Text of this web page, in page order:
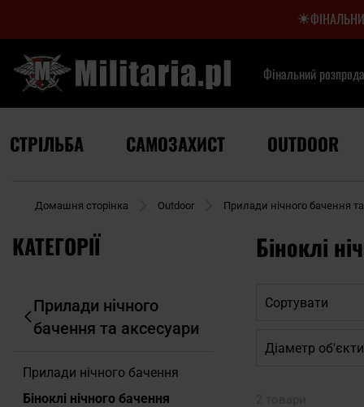
Фінальний
СТРІЛЬБА САМОЗАХИСТ OUTDOOR
Домашня сторінка Outdoor Прилади нічного бачення
Біноклі
КАТЕГОРІЇ
Прилади нічного
бачення та аксесуари
Прилади нічного бачення
Біноклі нічного бачення
Сортувати
Діаметр